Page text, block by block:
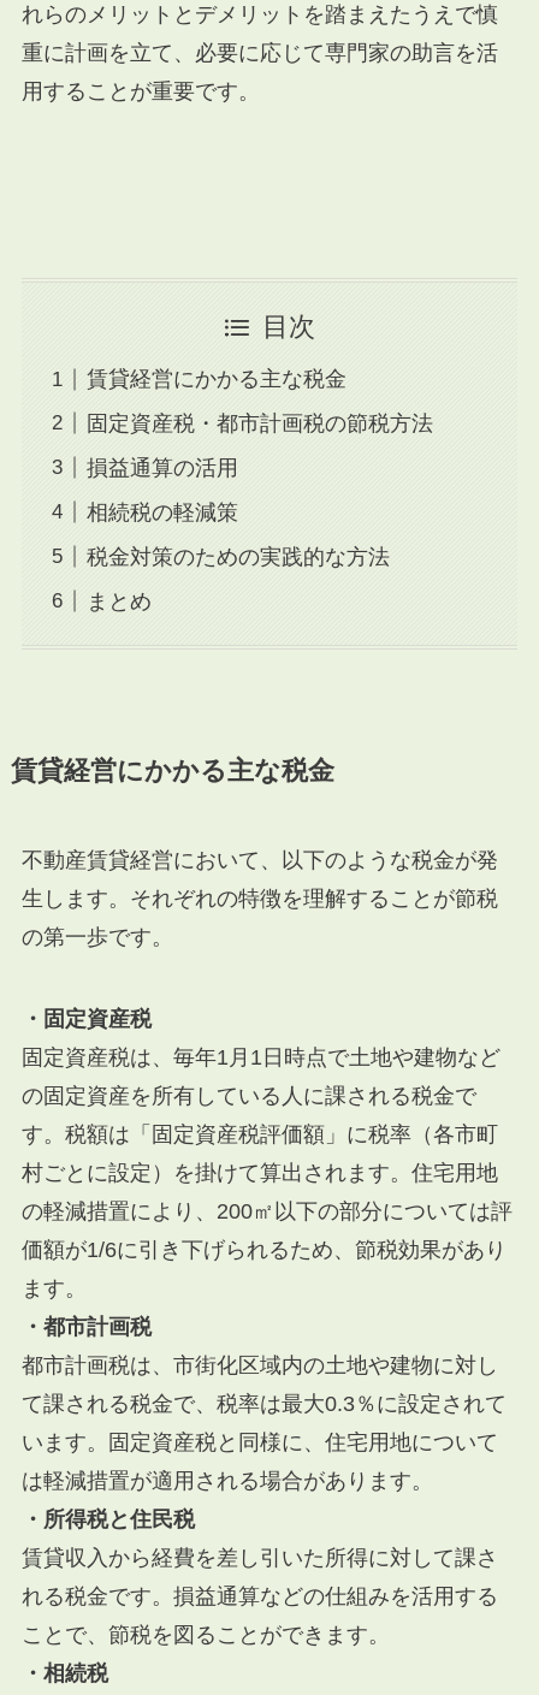
れらのメリットとデメリットを踏まえたうえで慎
重に計画を立て、必要に応じて専門家の助言を活
用することが重要です。
目次
賃貸経営にかかる主な税金
固定資産税・都市計画税の節税方法
損益通算の活用
相続税の軽減策
税金対策のための実践的な方法
まとめ
賃貸経営にかかる主な税金
不動産賃貸経営において、以下のような税金が発
生します。それぞれの特徴を理解することが節税
の第一歩です。
・固定資産税
固定資産税は、毎年1月1日時点で土地や建物など
の固定資産を所有している人に課される税金で
す。税額は「固定資産税評価額」に税率（各市町
村ごとに設定）を掛けて算出されます。住宅用地
の軽減措置により、200㎡以下の部分については評
価額が1/6に引き下げられるため、節税効果があり
ます。
・都市計画税
都市計画税は、市街化区域内の土地や建物に対し
て課される税金で、税率は最大0.3％に設定されて
います。固定資産税と同様に、住宅用地について
は軽減措置が適用される場合があります。
・所得税と住民税
賃貸収入から経費を差し引いた所得に対して課さ
れる税金です。損益通算などの仕組みを活用する
ことで、節税を図ることができます。
・相続税